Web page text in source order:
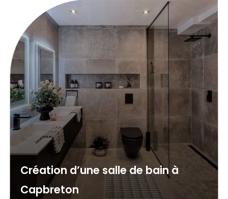
Création d’une salle de bain à
Capbreton